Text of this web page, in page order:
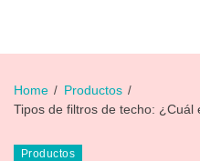
Home
Productos
Tipos de filtros de techo: ¿Cuál
Productos